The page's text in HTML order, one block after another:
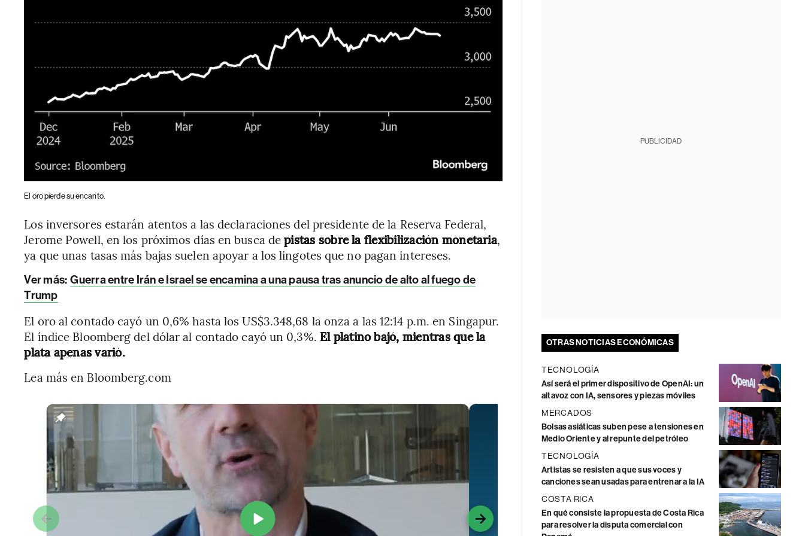
El oro pierde su encanto.
Los inversores estarán atentos a las declaraciones del presidente de la Reserva Federal,
Jerome Powell, en los próximos días en busca depistas sobre la flexibilización monetaria,
ya que unas tasas más bajas suelen apoyar a los lingotes que no pagan intereses.
Ver más: Guerra entre Irán e Israel se encamina a una pausa tras anuncio de alto al fuego de
Trump
El oro al contado cayó un 0,6% hasta los US$3.348,68 la onza a las 12:14 p.m. en Singapur.
El índice Bloomberg del dólar al contado cayó un 0,3%. El platino bajó, mientras que la
plata apenas varió.
Lea más en Bloomberg.com
PUBLICIDAD
OTRAS NOTICIAS ECONÓMICAS
TECNOLOGÍA
Así será el primer dispositivo de OpenAI: un
altavoz con IA, sensores y piezas móviles
MERCADOS
Bolsas asiáticas suben pese a tensiones en
Medio Oriente y al repunte del petróleo
TECNOLOGÍA
Artistas se resisten a que sus voces y
canciones sean usadas para entrenar a la IA
COSTA RICA
En qué consiste la propuesta de Costa Rica
para resolver la disputa comercial con